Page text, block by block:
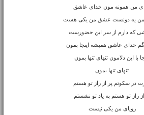
من همونه مون خدای عاشق
من یه دونست عشق من یکی هست
که دارم از سر این حضورست
خدای عاشق همیشه اینجا بمون
با این دلامون تنهای تنها بمون
تنهای تنها بمون
در سکوتم پر از راز تو هستم
راز تو هستم به یاد تو نشستم
رویای من یکی نیست